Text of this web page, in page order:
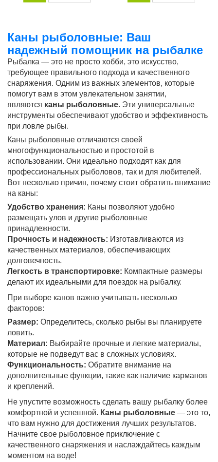
Каны рыболовные: Ваш
надежный помощник на рыбалке
Рыбалка — это не просто хобби, это искусство,
требующее правильного подхода и качественного
снаряжения. Одним из важных элементов, которые
помогут вам в этом увлекательном занятии,
являются каны рыболовные. Эти универсальные
инструменты обеспечивают удобство и эффективность
при ловле рыбы.
Каны рыболовные отличаются своей
многофункциональностью и простотой в
использовании. Они идеально подходят как для
профессиональных рыболовов, так и для любителей.
Вот несколько причин, почему стоит обратить внимание
на каны:
Удобство хранения: Каны позволяют удобно
размещать улов и другие рыболовные
принадлежности.
Прочность и надежность: Изготавливаются из
качественных материалов, обеспечивающих
долговечность.
Легкость в транспортировке: Компактные размеры
делают их идеальными для поездок на рыбалку.
При выборе канов важно учитывать несколько
факторов:
Размер: Определитесь, сколько рыбы вы планируете
ловить.
Материал: Выбирайте прочные и легкие материалы,
которые не подведут вас в сложных условиях.
Функциональность: Обратите внимание на
дополнительные функции, такие как наличие карманов
и креплений.
Не упустите возможность сделать вашу рыбалку более
комфортной и успешной. Каны рыболовные — это то,
что вам нужно для достижения лучших результатов.
Начните свое рыболовное приключение с
качественного снаряжения и наслаждайтесь каждым
моментом на воде!